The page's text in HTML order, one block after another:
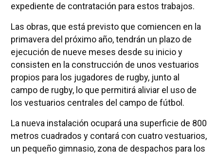
expediente de contratación para estos trabajos.
Las obras, que está previsto que comiencen en la
primavera del próximo año, tendrán un plazo de
ejecución de nueve meses desde su inicio y
consisten en la construcción de unos vestuarios
propios para los jugadores de rugby, junto al
campo de rugby, lo que permitirá aliviar el uso de
los vestuarios centrales del campo de fútbol.
La nueva instalación ocupará una superficie de 800
metros cuadrados y contará con cuatro vestuarios,
un pequeño gimnasio, zona de despachos para los